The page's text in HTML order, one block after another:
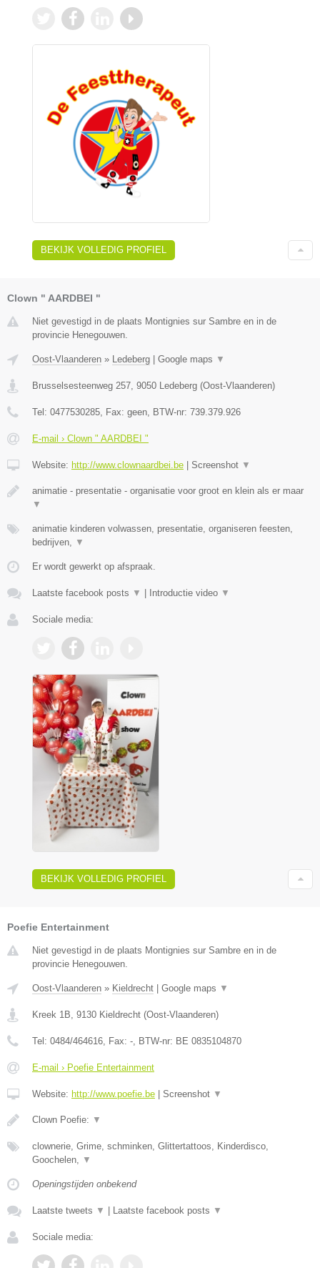
BEKIJK VOLLEDIG PROFIEL
Clown " AARDBEI "
Niet gevestigd in de plaats Montignies sur Sambre en in de
provincie Henegouwen.
Oost-Vlaanderen » Ledeberg | Google maps ▼
Brusselsesteenweg 257 9050 Ledeberg (Oost-Vlaanderen)
Tel: 0477530285 , Fax: geen , BTW-nr: 739.379.926
E-mail › Clown " AARDBEI "
Website: http://www.clownaardbei.be | Screenshot ▼
animatie - presentatie - organisatie voor groot en klein als er maar
▼
animatie kinderen volwassen, presentatie, organiseren feesten,
bedrijven,
▼
Er wordt gewerkt op afspraak.
Laatste facebook posts ▼ | Introductie video ▼
Sociale media:
BEKIJK VOLLEDIG PROFIEL
Poefie Entertainment
Niet gevestigd in de plaats Montignies sur Sambre en in de
provincie Henegouwen.
Oost-Vlaanderen » Kieldrecht | Google maps ▼
Kreek 1B 9130 Kieldrecht (Oost-Vlaanderen)
Tel: 0484/464616 , Fax: - , BTW-nr: BE 0835104870
E-mail › Poefie Entertainment
Website: http://www.poefie.be | Screenshot ▼
Clown Poefie: ▼
clownerie, Grime, schminken, Glittertattoos, Kinderdisco,
Goochelen,
▼
Openingstijden onbekend
Laatste tweets ▼ | Laatste facebook posts ▼
Sociale media: